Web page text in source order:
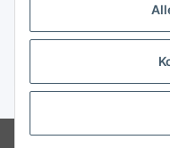
Newsletter Abonnieren
* Alle Preise inkl. gesetzlicher
©